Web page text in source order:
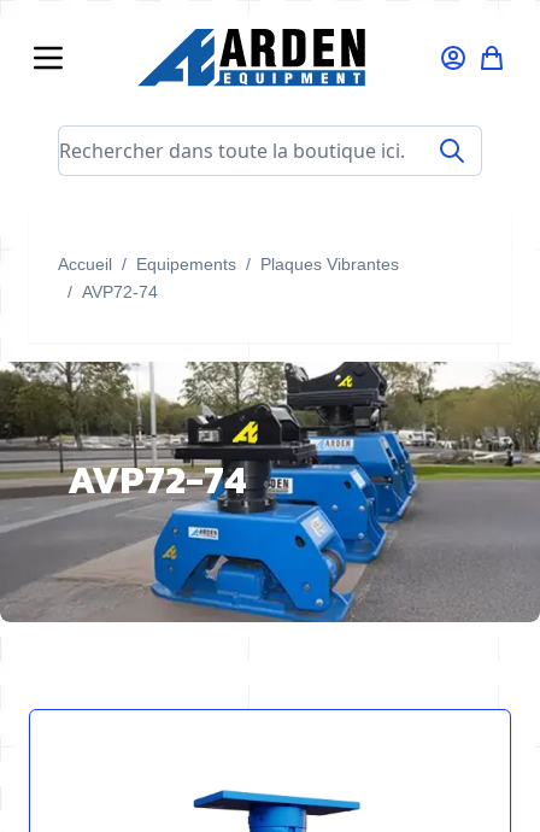
Rechercher dans toute la boutique ici...
Accueil / Equipements / Plaques Vibrantes
/ AVP72-74
AVP72-74